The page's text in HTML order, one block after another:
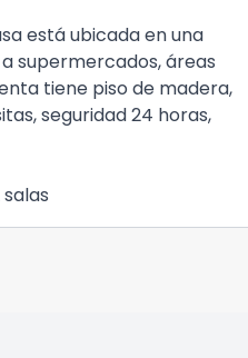
está ubicada en una
supermercados, áreas
tiene piso de madera,
seguridad 24 horas,